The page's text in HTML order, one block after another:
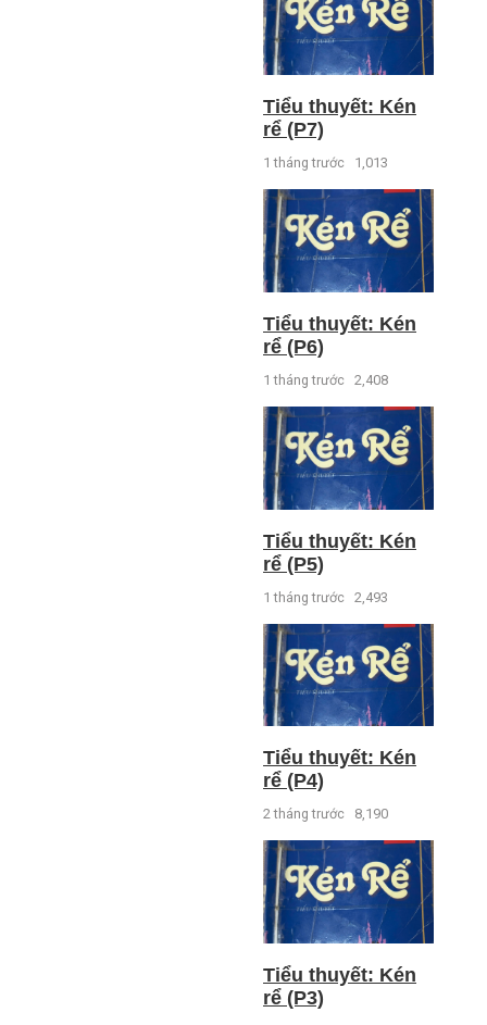
Tiểu thuyết: Kén
rể (P7)
1 tháng trước 1,013
Tiểu thuyết: Kén
rể (P6)
1 tháng trước 2,408
Tiểu thuyết: Kén
rể (P5)
1 tháng trước 2,493
Tiểu thuyết: Kén
rể (P4)
2 tháng trước 8,190
Tiểu thuyết: Kén
rể (P3)